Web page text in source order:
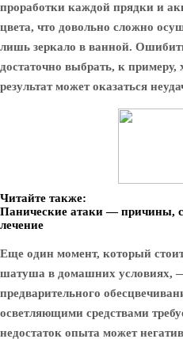
проработки каждой прядки и
цвета, что довольно сложно
лишь зеркало в ванной.
достаточно выбрать, к примеру,
результат может оказаться
Читайте также:
Панические атаки — причины,
лечение
Еще один момент, который
шатуша в домашних условиях, —
предварительного
осветляющими средствами
недостаток опыта может